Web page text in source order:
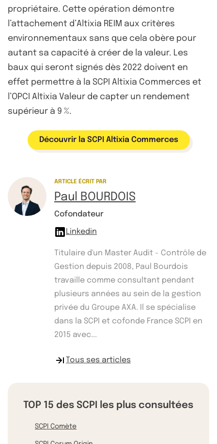
propriétaire. Cette opération démontre
l’attachement d’Altixia REIM aux critères
environnementaux sans que cela obère pour
autant sa capacité à créer de la valeur. Les
baux qui seront signés dès 2022 doivent en
effet permettre à la SCPI Altixia Commerces et
l’OPCI Altixia Valeur de capter un rendement
supérieur à 9 %.
Découvrir la SCPI Altixia Commerces
ARTICLE ÉCRIT PAR
Paul BOURDOIS
Cofondateur
Linkedin
Titulaire d'un Master Audit - Contrôle de
Gestion depuis 2008, Paul Bourdois
travaille comme consultant pendant
plusieurs années au sein de la gestion
privée du Groupe AXA. Il se spécialise
dans la SCPI et cofonde France SCPI en
2015 avec...
Tous ses articles
TOP 15 des SCPI les plus consultées
SCPI Comète